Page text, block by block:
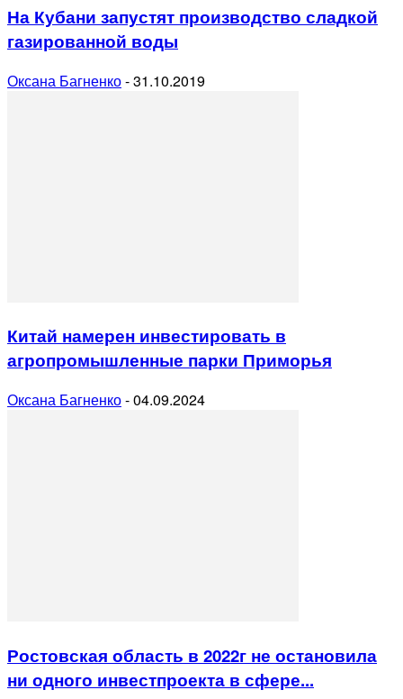
На Кубани запустят производство сладкой
газированной воды
Оксана Багненко-31.10.2019
Китай намерен инвестировать в
агропромышленные парки Приморья
Оксана Багненко-04.09.2024
Ростовская область в 2022г не остановила
ни одного инвестпроекта в сфере...